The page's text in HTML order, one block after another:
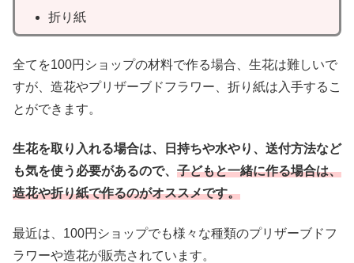
折り紙
全てを100円ショップの材料で作る場合、生花は難しいで
すが、造花やプリザーブドフラワー、折り紙は入手するこ
とができます。
生花を取り入れる場合は、日持ちや水やり、送付方法など
も気を使う必要があるので、 子どもと一緒に作る場合は、
造花や折り紙で作るのがオススメです。
最近は、100円ショップでも様々な種類のプリザーブドフ
ラワーや造花が販売されています。